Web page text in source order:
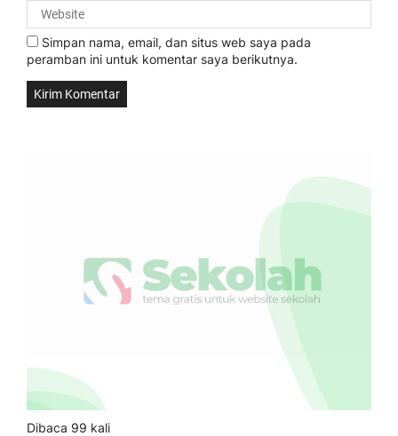
Simpan nama, email, dan situs web saya pada
peramban ini untuk komentar saya berikutnya.
Dibaca 99 kali